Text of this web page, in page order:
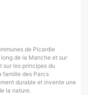
de Picardie
de la Manche et sur
sur les principes du
famille des Parcs
durable et invente une
la nature.